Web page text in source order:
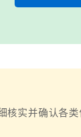
实并确认各